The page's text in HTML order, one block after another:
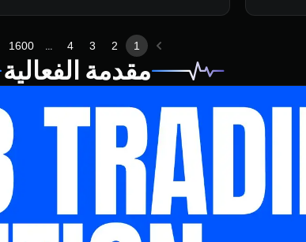
1
2
3
4
...
1600
مقدمة الفعالية